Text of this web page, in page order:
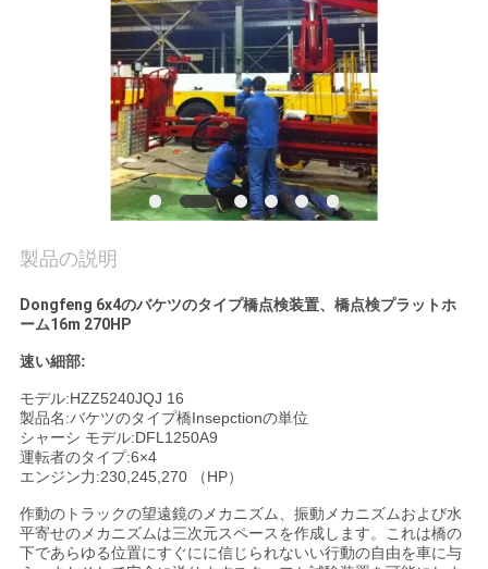
し
な
さ
い
ニ
ュ
ー
製品の説明
Dongfeng 6x4のバケツのタイプ橋点検装置、橋点検プラットホ
ーム16m 270HP
速い細部:
モデル:HZZ5240JQJ 16
製品名:バケツのタイプ橋Insepctionの単位
シャーシ モデル:DFL1250A9
運転者のタイプ:6×4
エンジン力:230,245,270 （HP）
作動のトラックの望遠鏡のメカニズム、振動メカニズムおよび水
平寄せのメカニズムは三次元スペースを作成します。これは橋の
下であらゆる位置にすぐにに信じられないい行動の自由を車に与